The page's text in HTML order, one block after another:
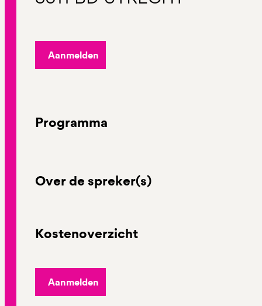
Aanmelden
Programma
Over de spreker(s)
Kostenoverzicht
Aanmelden